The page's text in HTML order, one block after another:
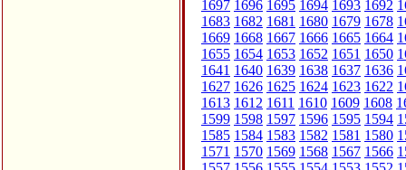
1697 1696 1695 1694 1693 1692
1683 1682 1681 1680 1679 1678
1669 1668 1667 1666 1665 1664
1655 1654 1653 1652 1651 1650
1641 1640 1639 1638 1637 1636
1627 1626 1625 1624 1623 1622
1613 1612 1611 1610 1609 1608
1599 1598 1597 1596 1595 1594
1585 1584 1583 1582 1581 1580
1571 1570 1569 1568 1567 1566